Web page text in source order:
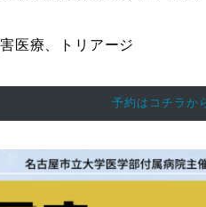
医療、トリアージ
予約はコチラか